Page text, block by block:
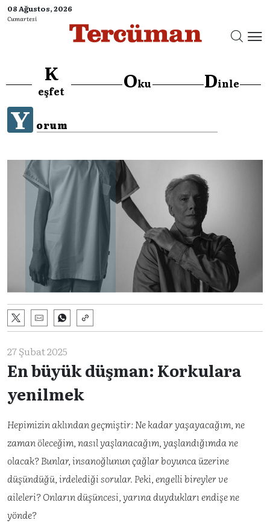
08 Ağustos, 2026
Cumartesi
K
eşfet Oku Dinle
Y orum
27 Şubat 2025
En büyük düşman: Korkulara
yenilmek
Hepimizin aklından geçmiştir: Ne kadar yaşayacağım, ne
zaman öleceğim, nasıl yaşlanacağım, yaşlandığımda ne
olacak? Bunlar, insanoğlunun çağlar boyunca üzerine
düşündüğü, irdelediği sorular. Peki, engelli bireyler ve
aileleri? Onların düşüncesi, yarına duydukları endişe ne
yönde?